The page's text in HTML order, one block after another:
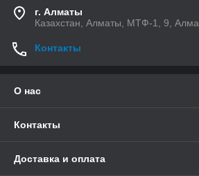
г. Алматы
Казахстан, Алматы, МТФ-1, 9,
Контакты
О нас
Контакты
Доставка и оплата